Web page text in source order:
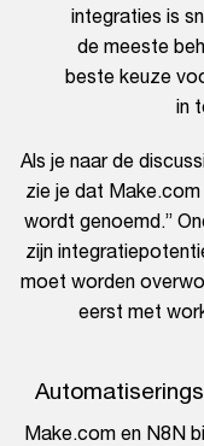
integraties is
de meeste
beste keuze
in
Als je naar de
zie je dat
wordt genoemd.”
zijn
moet worden
eerst met
Make.com en N8N